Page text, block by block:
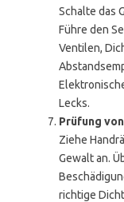
Schalte das
Führe den
Ventilen,
Lecks.
Prüfung
Ziehe
Gewalt an.
richtige